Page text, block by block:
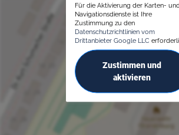
Für die Aktivierung der Karten- und
Navigationsdienste ist Ihre
Zustimmung zu den
Datenschutzrichtlinien vom
Drittanbieter Google LLC
Zustimmen und
aktivieren